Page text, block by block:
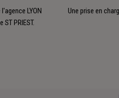
LYON
PRIEST.
Une prise en